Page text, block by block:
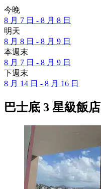
今晚
8 月 7 日 - 8 月 8 日
明天
8 月 8 日 - 8 月 9 日
本週末
8 月 7 日 - 8 月 9 日
下週末
8 月 14 日 - 8 月 16 日
巴士底 3 星級飯店